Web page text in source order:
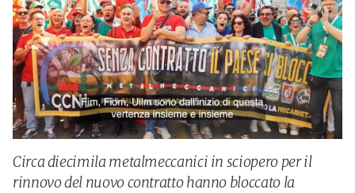
Circa diecimila metalmeccanici in sciopero per il
rinnovo del nuovo contratto hanno bloccato la